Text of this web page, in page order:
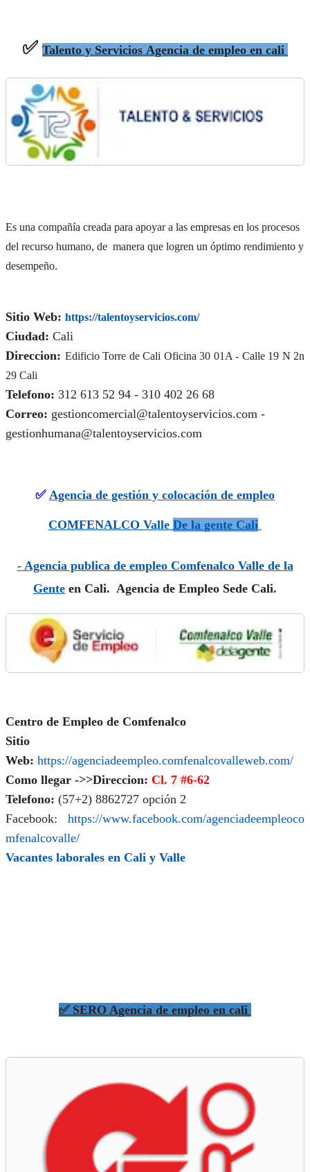
✅ Talento y Servicios Agencia de empleo en cali
Es una compañía creada para apoyar a las empresas en los procesos
del recurso humano, de manera que logren un óptimo rendimiento y
desempeño.
Sitio Web: https://talentoyservicios.com/
Ciudad: Cali
Direccion: Edificio Torre de Cali Oficina 30 01A - Calle 19 N 2n
29 Cali
Telefono: 312 613 52 94 - 310 402 26 68
Correo: gestioncomercial@talentoyservicios.com -
gestionhumana@talentoyservicios.com
✅ Agencia de gestión y colocación de empleo
COMFENALCO Valle De la gente Cali
- Agencia publica de empleo Comfenalco Valle de la
Gente en Cali. Agencia de Empleo Sede Cali.
Centro de Empleo de Comfenalco
Sitio
Web: https://agenciadeempleo.comfenalcovalleweb.com/
Como llegar ->>Direccion: Cl. 7 #6-62
Telefono: (57+2) 8862727 opción 2
Facebook: https://www.facebook.com/agenciadeempleoco
mfenalcovalle/
Vacantes laborales en Cali y Valle
✅ SERO Agencia de empleo en cali